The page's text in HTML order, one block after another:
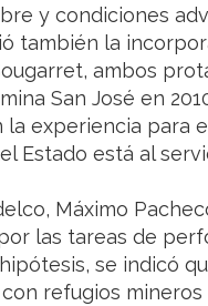
y condiciones
también la
ambos
San José en
la experiencia para
Estado está al
Máximo
las tareas de
se indicó
refugios